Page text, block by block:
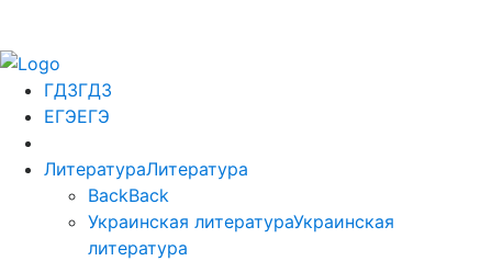
ГДЗГДЗ
ЕГЭЕГЭ
ЛитератураЛитература
BackBack
Украинская литератураУкраинская
литература